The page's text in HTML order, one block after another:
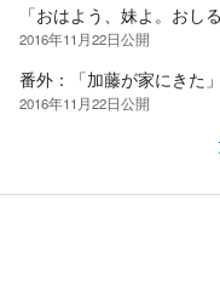
「おはよう、妹よ。おし
2016年11月22日公開
番外：「加藤が家にきた」
2016年11月22日公開